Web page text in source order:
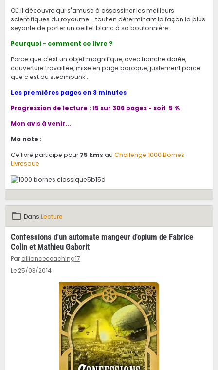
Où il découvre qui s'amuse à assassiner les meilleurs
scientifiques du royaume - tout en déterminant la façon la plus
seyante de porter un oeillet blanc à sa boutonnière.
Pourquoi - comment ce livre ?
Parce que c'est un objet magnifique, avec tranche dorée,
couverture travaillée, mise en page baroque, justement parce
que c'est du steampunk...
Les premières pages en 3 minutes
Progression de lecture : 15 sur 306 pages - soit 5 %
Mon avis à venir...
Ma note :
Ce livre participe pour75 kms au Challenge 1000 Bornes
Livresque
Dans Lecture
Confessions d'un automate mangeur d'opium de Fabrice
Colin et Mathieu Gaborit
Par alliancecoaching17
Le 25/03/2014